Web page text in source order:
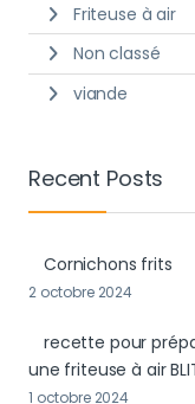
Friteuse à air
Non classé
viande
Recent Posts
Cornichons frits
2 octobre 2024
recette pour
une friteuse à air
1 octobre 2024